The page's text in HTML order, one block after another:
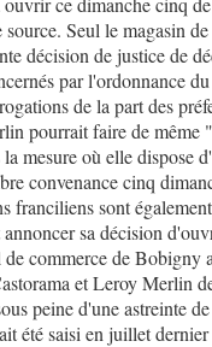
Seul le magasin
décision de justice de
par l'ordonnance
de la part des
pourrait faire de même
mesure où elle dispose
convenance cinq
sont
sa décision
commerce de Bobigny
et Leroy Merlin
peine d'une astreinte
été saisi en juillet